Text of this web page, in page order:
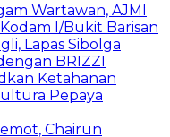
Wartawan, AJMI
I/Bukit Barisan
Lapas Sibolga
BRIZZI
Ketahanan
Pepaya
Chairun